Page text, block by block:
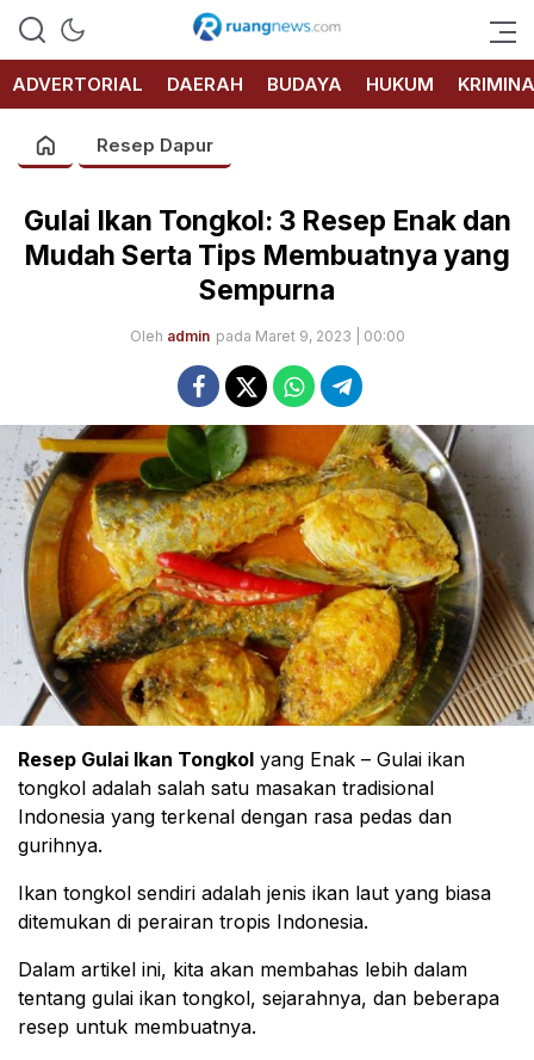
RUANG
NEWS
ADVERTORIAL
DAERAH BUDAYA HUKUM
Resep Dapur
Gulai Ikan Tongkol: 3 Resep Enak dan
Mudah Serta Tips Membuatnya yang
Sempurna
Oleh admin pada Maret 9, 2023 | 00:00
Resep Gulai Ikan Tongkol yang Enak – Gulai ikan
tongkol adalah salah satu masakan tradisional
Indonesia yang terkenal dengan rasa pedas dan
gurihnya.
Ikan tongkol sendiri adalah jenis ikan laut yang biasa
ditemukan di perairan tropis Indonesia.
Dalam artikel ini, kita akan membahas lebih dalam
tentang gulai ikan tongkol, sejarahnya, dan beberapa
resep untuk membuatnya.